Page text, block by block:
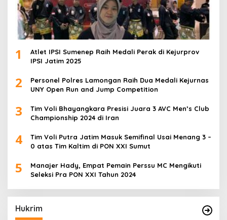
1
Atlet IPSI Sumenep Raih Medali Perak di Kejurprov
IPSI Jatim 2025
2
Personel Polres Lamongan Raih Dua Medali Kejurnas
UNY Open Run and Jump Competition
3
Tim Voli Bhayangkara Presisi Juara 3 AVC Men’s Club
Championship 2024 di Iran
4
Tim Voli Putra Jatim Masuk Semifinal Usai Menang 3 –
0 atas Tim Kaltim di PON XXI Sumut
5
Manajer Hady, Empat Pemain Perssu MC Mengikuti
Seleksi Pra PON XXI Tahun 2024
Hukrim